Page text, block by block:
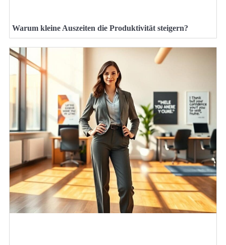
Warum kleine Auszeiten die Produktivität steigern?